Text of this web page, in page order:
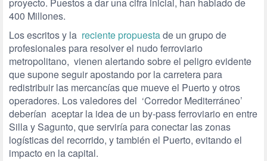
proyecto. Puestos a dar una cifra inicial, han hablado de
400 Millones.
Los escritos y la reciente propuestade un grupo de
profesionales para resolver el nudo ferroviario
metropolitano, vienen alertando sobre el peligro evidente
que supone seguir apostando por la carretera para
redistribuir las mercancías que mueve el Puerto y otros
operadores. Los valedores del ‘Corredor Mediterráneo’
deberían aceptar la idea de un by-pass ferroviario en entre
Silla y Sagunto, que serviría para conectar las zonas
logísticas del recorrido, y también el Puerto, evitando el
impacto en la capital.